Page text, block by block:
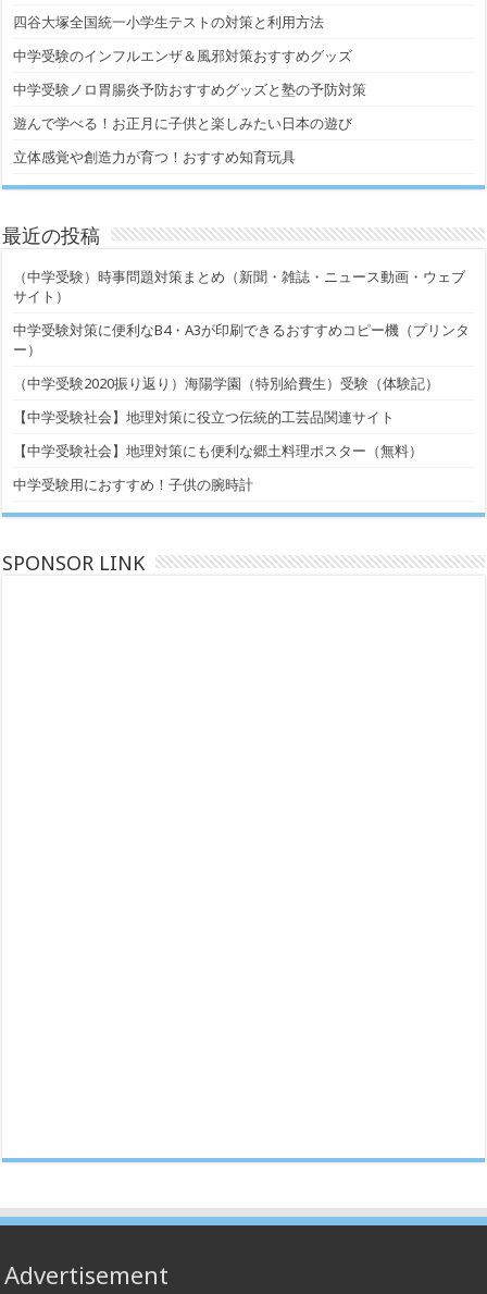
四谷大塚全国統一小学生テストの対策と利用方法
中学受験のインフルエンザ＆風邪対策おすすめグッズ
中学受験ノロ胃腸炎予防おすすめグッズと塾の予防対策
遊んで学べる！お正月に子供と楽しみたい日本の遊び
立体感覚や創造力が育つ！おすすめ知育玩具
最近の投稿
（中学受験）時事問題対策まとめ（新聞・雑誌・ニュース動画・ウェブ
サイト）
中学受験対策に便利なB4・A3が印刷できるおすすめコピー機（プリンタ
ー）
（中学受験2020振り返り）海陽学園（特別給費生）受験（体験記）
【中学受験社会】地理対策に役立つ伝統的工芸品関連サイト
【中学受験社会】地理対策にも便利な郷土料理ポスター（無料）
中学受験用におすすめ！子供の腕時計
SPONSOR LINK
Advertisement